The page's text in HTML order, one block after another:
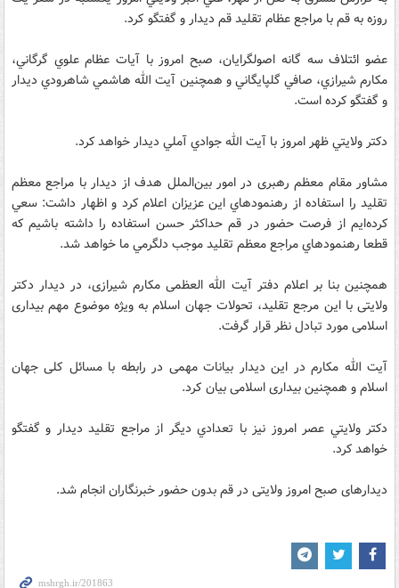
روزه به قم با مراجع عظام تقليد قم ديدار و گفتگو کرد.
عضو ائتلاف سه گانه اصولگرايان، صبح امروز با آيات عظام علوي گرگاني،
مكارم شيرازي، صافي گلپايگاني و همچنين آيت الله هاشمي شاهرودي ديدار
و گفتگو كرده است.
دكتر ولايتي ظهر امروز با آيت الله جوادي آملي ديدار خواهد كرد.
مشاور مقام معظم رهبری در امور بین‌الملل هدف از ديدار با مراجع معظم
تقليد را استفاده از رهنمودهاي اين عزيزان اعلام كرد و اظهار داشت: سعي
كرده‌ايم از فرصت حضور در قم حداكثر حسن استفاده را داشته باشيم كه
قطعا رهنمودهاي مراجع معظم تقليد موجب دلگرمي ما خواهد شد.
همچنین بنا بر اعلام دفتر آیت الله العظمی مکارم شیرازی، در دیدار دکتر
ولایتی با این مرجع تقلید، تحولات جهان اسلام به ویژه موضوع مهم بیداری
اسلامی مورد تبادل نظر قرار گرفت.
آیت الله مکارم در این دیدار بیانات مهمی در رابطه با مسائل کلی جهان
اسلام و همچنین بیداری اسلامی بیان کرد.
دكتر ولايتي عصر امروز نيز با تعدادي ديگر از مراجع تقليد ديدار و گفتگو
خواهد كرد.
دیدارهای صبح امروز ولایتی در قم بدون حضور خبرنگاران انجام شد.